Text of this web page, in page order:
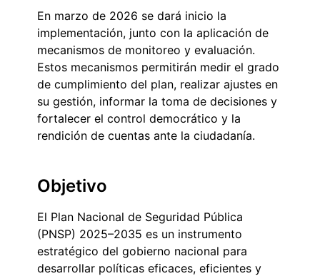
En marzo de 2026 se dará inicio la
implementación, junto con la aplicación de
mecanismos de monitoreo y evaluación.
Estos mecanismos permitirán medir el grado
de cumplimiento del plan, realizar ajustes en
su gestión, informar la toma de decisiones y
fortalecer el control democrático y la
rendición de cuentas ante la ciudadanía.
Objetivo
El Plan Nacional de Seguridad Pública
(PNSP) 2025–2035 es un instrumento
estratégico del gobierno nacional para
desarrollar políticas eficaces, eficientes y